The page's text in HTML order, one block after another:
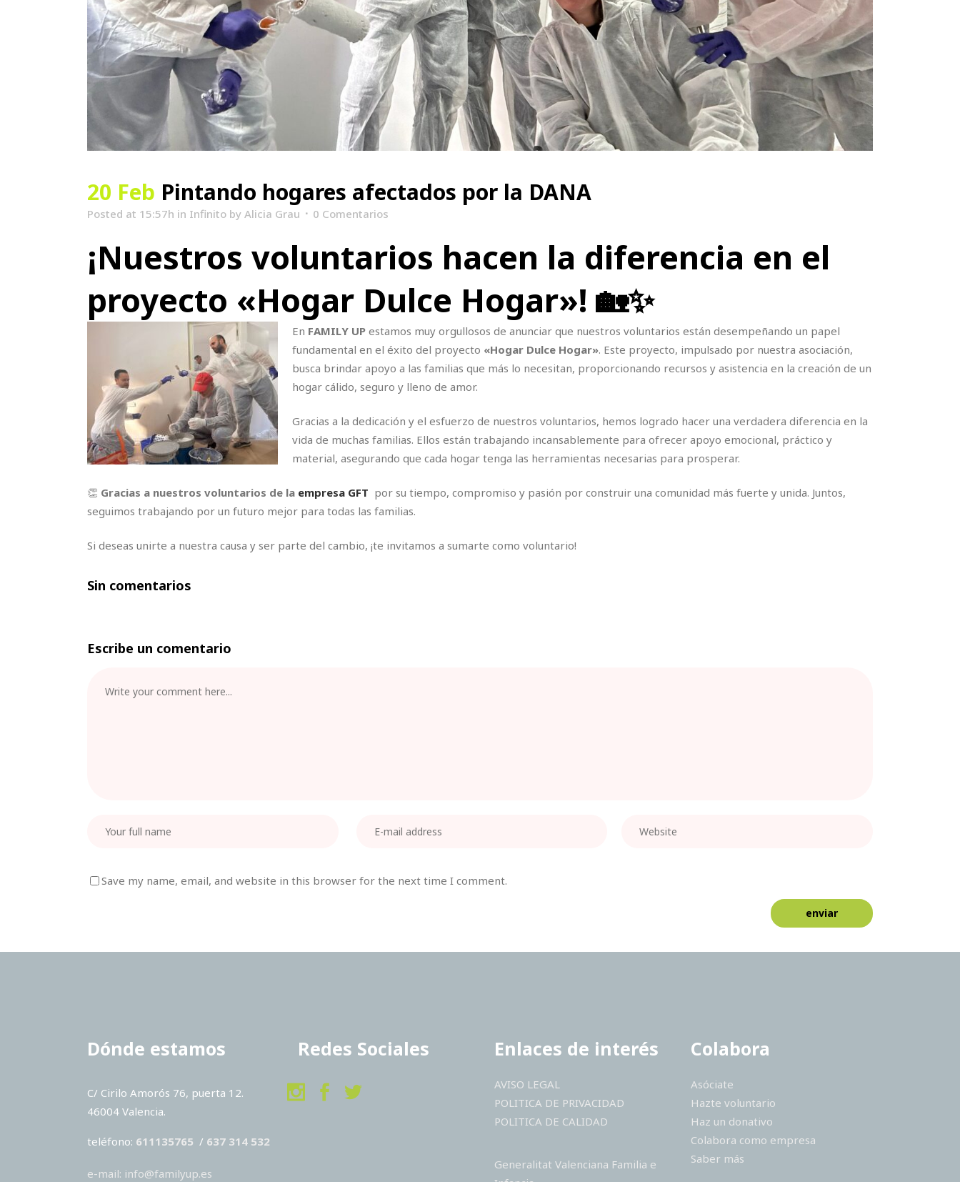
20 Feb Pintando hogares afectados por la DANA
Posted at 15:57h in Infinito by Alicia Grau 0 Comentarios
¡Nuestros voluntarios hacen la diferencia en el
proyecto «Hogar Dulce Hogar»! 🏡✨
En FAMILY UP estamos muy orgullosos de anunciar que nuestros voluntarios están desempeñando un papel
fundamental en el éxito del proyecto «Hogar Dulce Hogar». Este proyecto, impulsado por nuestra asociación,
busca brindar apoyo a las familias que más lo necesitan, proporcionando recursos y asistencia en la creación de un
hogar cálido, seguro y lleno de amor.
Gracias a la dedicación y el esfuerzo de nuestros voluntarios, hemos logrado hacer una verdadera diferencia en la
vida de muchas familias. Ellos están trabajando incansablemente para ofrecer apoyo emocional, práctico y
material, asegurando que cada hogar tenga las herramientas necesarias para prosperar.
👏 Gracias a nuestros voluntarios de la empresa GFT por su tiempo, compromiso y pasión por construir una comunidad más fuerte y unida. Juntos,
seguimos trabajando por un futuro mejor para todas las familias.
Si deseas unirte a nuestra causa y ser parte del cambio, ¡te invitamos a sumarte como voluntario!
Sin comentarios
Escribe un comentario
Save my name, email, and website in this browser for the next time I comment.
Dónde estamos
C/ Cirilo Amorós 76, puerta 12.
46004 Valencia.
teléfono: 611135765 / 637 314 532
e-mail: info@familyup.es
Redes Sociales Enlaces de interés
AVISO LEGAL
POLITICA DE PRIVACIDAD
POLITICA DE CALIDAD
Generalitat Valenciana Familia e
Colabora
Asóciate
Hazte voluntario
Haz un donativo
Colabora como empresa
Saber más